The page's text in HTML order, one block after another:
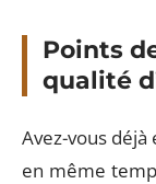
Points
qualité
Avez-vous déjà
en même